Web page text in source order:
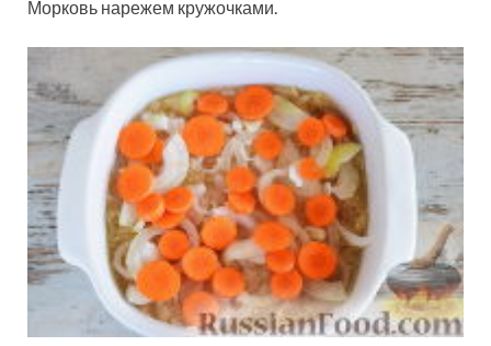
Морковь нарежем кружочками.